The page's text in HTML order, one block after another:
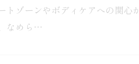
トゾーンやボディケアへの関
なめら…